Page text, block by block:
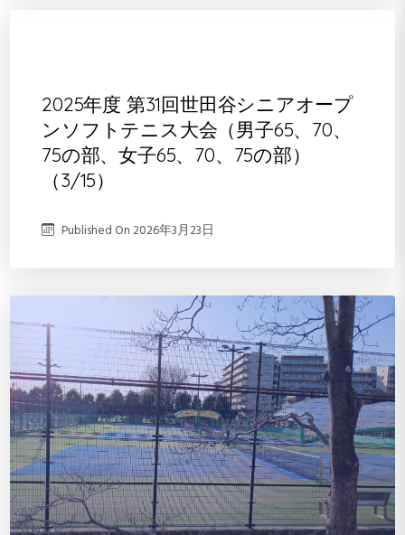
2025年度 第31回世田谷シニアオープ
ンソフトテニス大会（男子65、70、
75の部、女子65、70、75の部）
（3/15）
Published On2026年3月23日